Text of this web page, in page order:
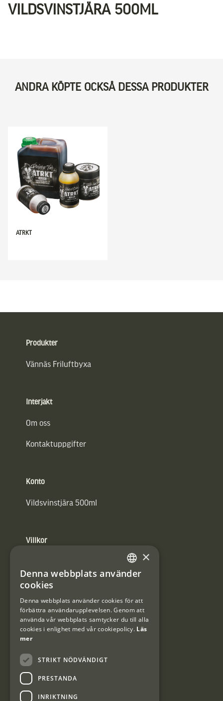
VILDSVINSTJÄRA 500ML
ANDRA KÖPTE OCKSÅ DESSA PRODUKTER
ATRKT
Produkter
Vännäs Friluftbyxa
Interjakt
Om oss
Kontaktuppgifter
Konto
Vildsvinstjära 500ml
Villkor
Användarvillkor
#Interjaktfamily
Kundklubb
Information om kundklubben.
SWEDISH
×
Denna webbplats använder
cookies
Denna webbplats använder cookies för att
förbättra användarupplevelsen. Genom att
använda vår webbplats samtycker du till alla
cookies i enlighet med vår cookiepolicy. Läs
mer
STRIKT NÖDVÄNDIGT
PRESTANDA
INRIKTNING